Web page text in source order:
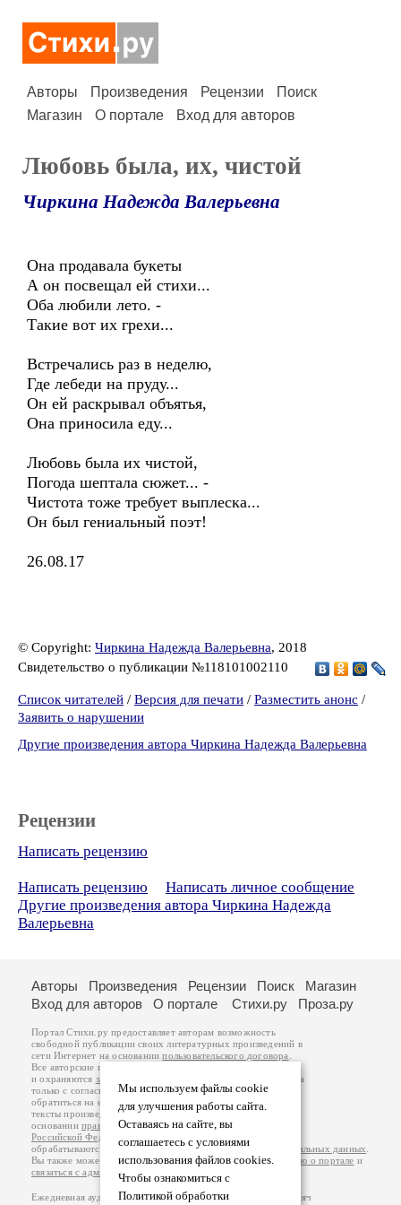
Авторы Произведения Рецензии
Поиск
Магазин
О портале Вход для авторов
Любовь была, их, чистой
Чиркина Надежда Валерьевна
Она продавала букеты
А он посвещал ей стихи...
Оба любили лето. -
Такие вот их грехи...
Встречались раз в неделю,
Где лебеди на пруду...
Он ей раскрывал объятья,
Она приносила еду...
Любовь была их чистой,
Погода шептала сюжет... -
Чистота тоже требует выплеска...
Он был гениальный поэт!
26.08.17
© Copyright: Чиркина Надежда Валерьевна, 2018
Свидетельство о публикации №118101002110
Список читателей / Версия для печати / Разместить анонс /
Заявить о нарушении
Другие произведения автора Чиркина Надежда Валерьевна
Рецензии
Написать рецензию
Написать рецензию
Написать личное сообщение
Другие произведения автора Чиркина Надежда
Валерьевна
Мы используем файлы cookie
для улучшения работы сайта.
Оставаясь на сайте, вы
соглашаетесь с условиями
использования файлов cookies.
Чтобы ознакомиться с
Политикой обработки
Авторы Произведения Рецензии Поиск
Магазин
Вход для авторов
О портале Стихи.ру Проза.ру
Портал Стихи.ру предоставляет авторам возможность
свободной публикации своих литературных произведений в
сети Интернет на основаниипользовательского договора
Все авторские права на произведения принадлежат авторам
и охраняются законом
. Перепечатка произведений возможна
только с согласия его автора, к которому вы можете
обратиться на его авторской странице. Ответственность за
тексты произведений авторы несут самостоятельно на
основанииправил публикацииизаконодательства
Российской Федерации
обрабатываются на основанииПолитики обработки персональных данных
Вы также можете посмотреть более подробнуюинформацию о портале и
связаться с администрацией
Ежедневная аудитория портала Стихи.ру – порядка 200 тысяч